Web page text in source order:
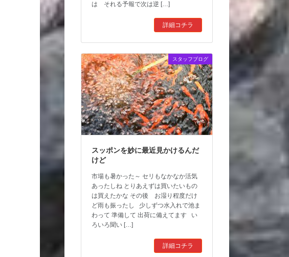
は それる予報で次は逆 […]
詳細コチラ
スタッフブログ
スッポンを妙に最近見かけるんだ
けど
市場も暑かった～ セリもなかなか活気
あったしね とりあえずは買いたいもの
は買えたかな その後 お湿り程度だけ
ど雨も振ったし 少しずつ水入れで池ま
わって 準備して 出荷に備えてます い
ろいろ聞い […]
詳細コチラ